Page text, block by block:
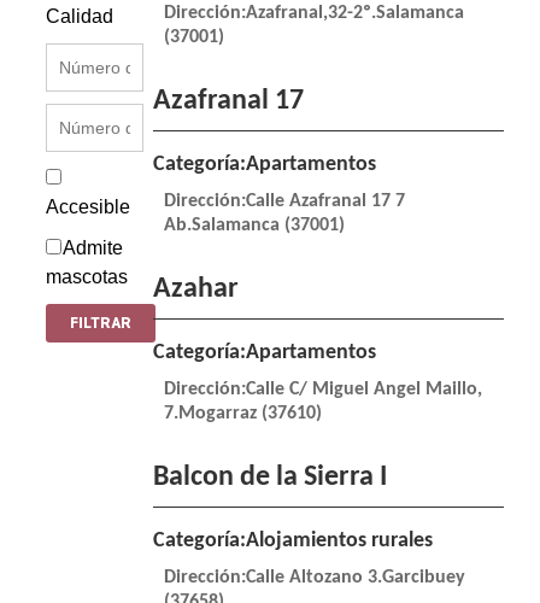
Calidad
Accesible
Admite
mascotas
Dirección:Azafranal,32-2º.Salamanca
(37001)
Azafranal 17
Categoría:Apartamentos
Dirección:Calle Azafranal 17 7
Ab.Salamanca (37001)
Azahar
Categoría:Apartamentos
Dirección:Calle C/ Miguel Angel Maillo,
7.Mogarraz (37610)
Balcon de la Sierra I
Categoría:Alojamientos rurales
Dirección:Calle Altozano 3.Garcibuey